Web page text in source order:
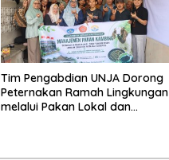
Tim Pengabdian UNJA Dorong
Peternakan Ramah Lingkungan
melalui Pakan Lokal dan